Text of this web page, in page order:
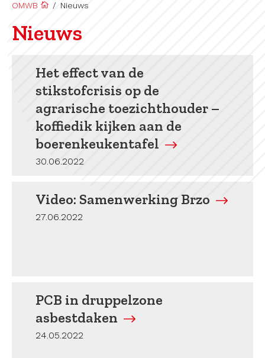
OMWB / Nieuws
Nieuws
Het effect van de
stikstofcrisis op de
agrarische toezichthouder –
koffiedik kijken aan de
boerenkeukentafel
30.06.2022
Video: Samenwerking Brzo
27.06.2022
PCB in druppelzone
asbestdaken
24.05.2022